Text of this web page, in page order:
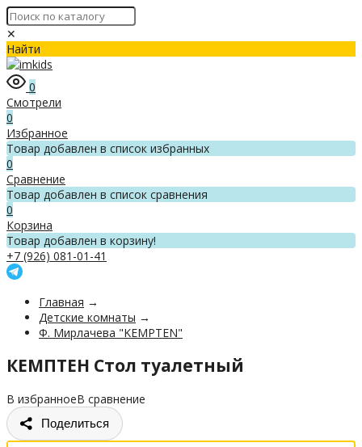
✕
Найти
0
Смотрели
0
Избранное
Товар добавлен в список избранных
0
Сравнение
Товар добавлен в список сравнения
0
Корзина
Товар добавлен в корзину!
+7 (926) 081-01-41
Главная →
Детские комнаты →
Ф. Мирлачева "KEMPTEN"
КЕМПТЕН Стол туалетный
В избранноеВ сравнение
Поделиться